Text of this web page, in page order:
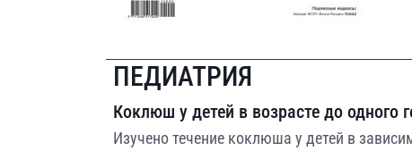
ПЕДИАТРИЯ
Коклюш у детей в возрасте до одного
Изучено течение коклюша у детей в